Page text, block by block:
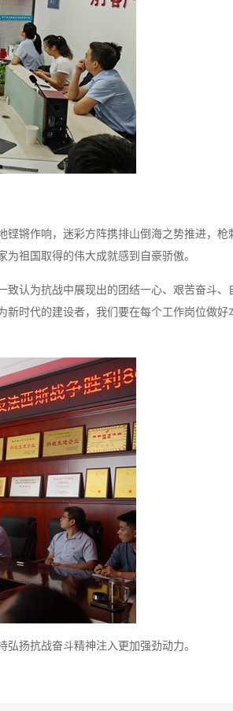
铿锵作响，迷彩方阵携排山倒海之势推进，枪
祖国取得的伟大成就感到自豪骄傲。
致认为抗战中展现出的团结一心、艰苦奋斗、
新时代的建设者，我们要在每个工作岗位做好
扬抗战奋斗精神注入更加强劲动力。